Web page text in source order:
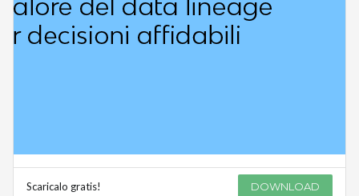
Scaricalo gratis! DOWNLOAD